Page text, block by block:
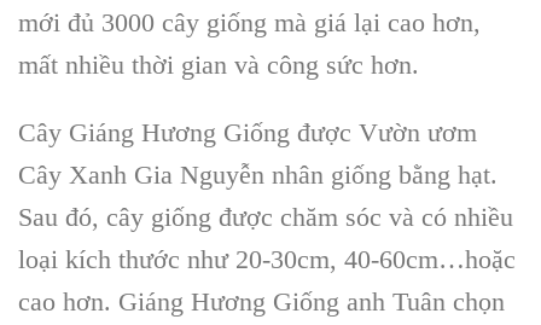
mới đủ 3000 cây giống mà giá lại cao hơn,
mất nhiều thời gian và công sức hơn.
Cây Giáng Hương Giống được Vườn ươm
Cây Xanh Gia Nguyễn nhân giống bằng hạt.
Sau đó, cây giống được chăm sóc và có nhiều
loại kích thước như 20-30cm, 40-60cm…hoặc
cao hơn. Giáng Hương Giống anh Tuân chọn